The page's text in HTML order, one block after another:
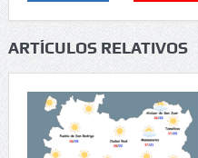
ARTÍCULOS RELATIVOS